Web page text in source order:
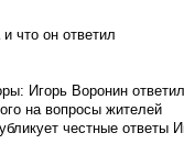
что он ответил
Игорь Воронин
на вопросы жителей
честные ответы